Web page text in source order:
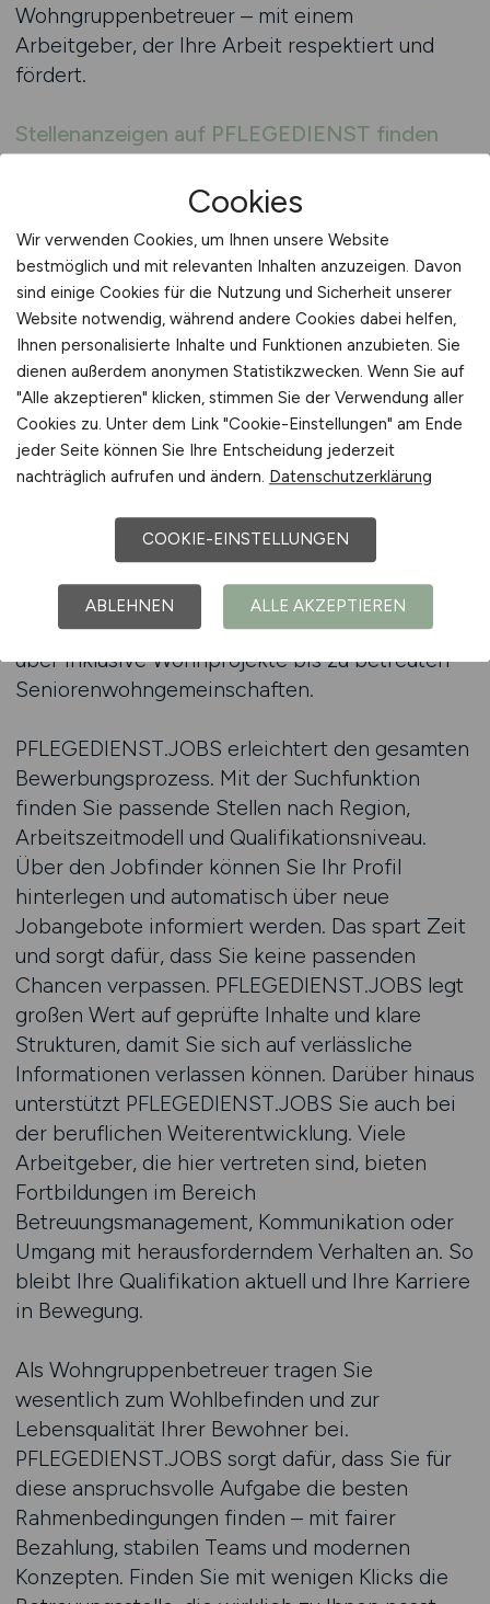
Wohngruppenbetreuer – mit einem
Arbeitgeber, der Ihre Arbeit respektiert und
fördert.
Stellenanzeigen auf PFLEGEDIENST finden
PFLEGEDIENST.JOBS zeigt neue
Betreuungsstellen
PFLEGEDIENST.JOBS ist mehr als nur eine
Jobbörse – es ist ein spezialisiertes Netzwerk
für Pflege- und Betreuungskräfte. Mit einem
klaren Fokus auf Qualität, Transparenz und
Praxisnähe bietet die Plattform Zugang zu
aktuellen Stellenangeboten in Wohngruppen,
sozialen Einrichtungen und Pflegeeinrichtungen
in ganz Deutschland. Arbeitgeber, die auf
PFLEGEDIENST.JOBS inserieren, suchen gezielt
nach Fachkräften, die Verantwortung
übernehmen und ein Gespür für die Bedürfnisse
ihrer Bewohner mitbringen. Dabei reicht das
Spektrum von kleinen, familiären Wohngruppen
über inklusive Wohnprojekte bis zu betreuten
Seniorenwohngemeinschaften.
PFLEGEDIENST.JOBS erleichtert den gesamten
Bewerbungsprozess. Mit der Suchfunktion
finden Sie passende Stellen nach Region,
Arbeitszeitmodell und Qualifikationsniveau.
Über den Jobfinder können Sie Ihr Profil
hinterlegen und automatisch über neue
Jobangebote informiert werden. Das spart Zeit
und sorgt dafür, dass Sie keine passenden
Chancen verpassen. PFLEGEDIENST.JOBS legt
großen Wert auf geprüfte Inhalte und klare
Strukturen, damit Sie sich auf verlässliche
Informationen verlassen können. Darüber hinaus
unterstützt PFLEGEDIENST.JOBS Sie auch bei
der beruflichen Weiterentwicklung. Viele
Arbeitgeber, die hier vertreten sind, bieten
Fortbildungen im Bereich
Betreuungsmanagement, Kommunikation oder
Umgang mit herausforderndem Verhalten an. So
bleibt Ihre Qualifikation aktuell und Ihre Karriere
in Bewegung.
Als Wohngruppenbetreuer tragen Sie
wesentlich zum Wohlbefinden und zur
Lebensqualität Ihrer Bewohner bei.
PFLEGEDIENST.JOBS sorgt dafür, dass Sie für
diese anspruchsvolle Aufgabe die besten
Rahmenbedingungen finden – mit fairer
Bezahlung, stabilen Teams und modernen
Konzepten. Finden Sie mit wenigen Klicks die
Cookies
Wir verwenden Cookies, um Ihnen unsere Website
bestmöglich und mit relevanten Inhalten anzuzeigen. Davon
sind einige Cookies für die Nutzung und Sicherheit unserer
Website notwendig, während andere Cookies dabei helfen,
Ihnen personalisierte Inhalte und Funktionen anzubieten. Sie
dienen außerdem anonymen Statistikzwecken. Wenn Sie auf
"Alle akzeptieren" klicken, stimmen Sie der Verwendung aller
Cookies zu. Unter dem Link "Cookie-Einstellungen" am Ende
jeder Seite können Sie Ihre Entscheidung jederzeit
nachträglich aufrufen und ändern. Datenschutzerklärung
COOKIE-EINSTELLUNGEN
ABLEHNEN ALLE AKZEPTIEREN